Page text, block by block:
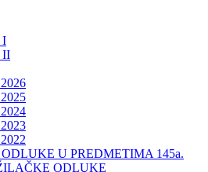
I
II
U PREDMETIMA 145a.
ODLUKE